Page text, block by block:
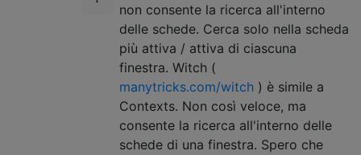
non consente la ricerca all'interno
delle schede. Cerca solo nella scheda
più attiva / attiva di ciascuna
finestra. Witch (
manytricks.com/witch ) è simile a
Contexts. Non così veloce, ma
consente la ricerca all'interno delle
schede di una finestra. Spero che